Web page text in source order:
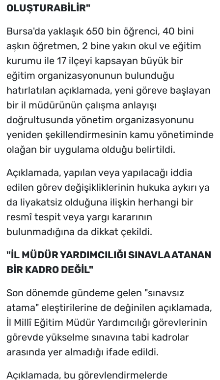
OLUŞTURABİLİR"
Bursa'da yaklaşık 650 bin öğrenci, 40 bini
aşkın öğretmen, 2 bine yakın okul ve eğitim
kurumu ile 17 ilçeyi kapsayan büyük bir
eğitim organizasyonunun bulunduğu
hatırlatılan açıklamada, yeni göreve başlayan
bir il müdürünün çalışma anlayışı
doğrultusunda yönetim organizasyonunu
yeniden şekillendirmesinin kamu yönetiminde
olağan bir uygulama olduğu belirtildi.
Açıklamada, yapılan veya yapılacağı iddia
edilen görev değişikliklerinin hukuka aykırı ya
da liyakatsiz olduğuna ilişkin herhangi bir
resmî tespit veya yargı kararının
bulunmadığına da dikkat çekildi.
"İL MÜDÜR YARDIMCILIĞI SINAVLA ATANAN
BİR KADRO DEĞİL"
Son dönemde gündeme gelen "sınavsız
atama" eleştirilerine de değinilen açıklamada,
İl Millî Eğitim Müdür Yardımcılığı görevlerinin
görevde yükselme sınavına tabi kadrolar
arasında yer almadığı ifade edildi.
Açıklamada, bu görevlendirmelerde